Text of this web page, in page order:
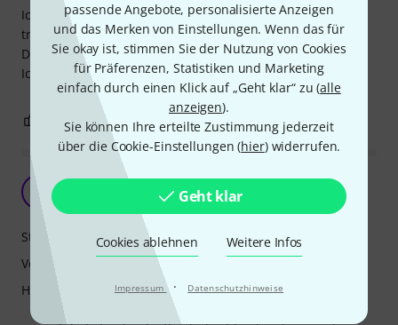
passende Angebote, personalisierte Anzeigen
und das Merken von Einstellungen. Wenn das für
Sie okay ist, stimmen Sie der Nutzung von Cookies
für Präferenzen, Statistiken und Marketing
einfach durch einen Klick auf „Geht klar“ zu (alle
anzeigen).
Sie können Ihre erteilte Zustimmung jederzeit
über die Cookie-Einstellungen (hier) widerrufen.
Geht klar
Cookies ablehnen Weitere Infos
Impressum · Datenschutzhinweise
Ich suchte einen Hi Hat Ständer der günstig ist und
trotzdem eine Federspannung Einstellmöglichkeit hat.
Dieser Hi Hat Stand von Tama ist perfekt.
Ich habe keine Probleme!
BEWERTUNG MELDEN
Robert580 28.03.2019
Stabilität
Verarbeitung
Handling